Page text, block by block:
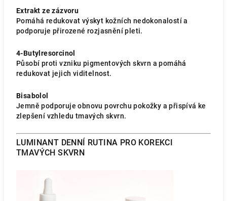
Extrakt ze zázvoru
Pomáhá redukovat výskyt kožních nedokonalostí a
podporuje přirozené rozjasnění pleti.
4-Butylresorcinol
Působí proti vzniku pigmentových skvrn a pomáhá
redukovat jejich viditelnost.
Bisabolol
Jemně podporuje obnovu povrchu pokožky a přispívá ke
zlepšení vzhledu tmavých skvrn.
LUMINANT DENNÍ RUTINA PRO KOREKCI
TMAVÝCH SKVRN